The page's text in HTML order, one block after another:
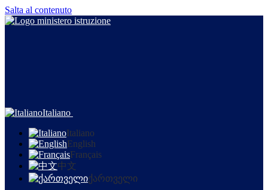
Salta al contenuto
Italiano
Italiano
English
Français
中文
ქართველი